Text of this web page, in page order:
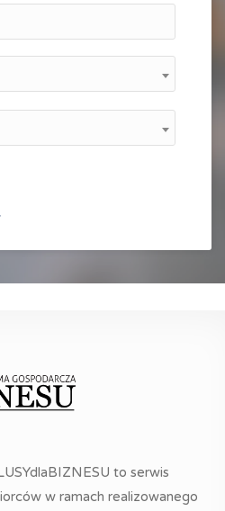
to serwis
w ramach realizowanego